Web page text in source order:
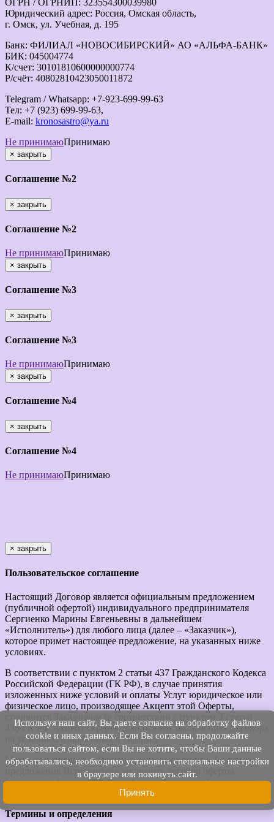
Используя наш cайт, Вы даете согласие на обработку файлов
cookie и иных данных. Если Вы согласны, продолжайте
пользоваться сайтом, если Вы не хотите, чтобы Ваши данные
обрабатывались, необходимо установить специальные настройки
в браузере или покинуть сайт.
Принять
ОГРН / ОГРНИП: 323554300039980
Юридический адрес: Россия, Омская область,
г. Омск, ул. Учебная, д. 195
Банк: ФИЛИАЛ «НОВОСИБИРСКИЙ» АО «АЛЬФА-БАНК»
БИК: 045004774
К/счет: 30101810600000000774
Р/счёт: 40802810423050011872
Telegram / Whatsapp: +7-923-699-99-63
Тел: +7 (923) 699-99-63,
E-mail: kronosastro@ya.ru
Не принимаюПринимаю
× закрыть
Соглашение №2
× закрыть
Соглашение №2
Не принимаюПринимаю
× закрыть
Соглашение №3
× закрыть
Соглашение №3
Не принимаюПринимаю
× закрыть
Соглашение №4
× закрыть
Соглашение №4
Не принимаюПринимаю
× закрыть
Пользовательское соглашение
Настоящий Договор является официальным предложением
(публичной офертой) индивидуального предпринимателя
Сергиенко Марины Евгеньевны в дальнейшем
«Исполнитель») для любого лица (далее – «Заказчик»),
которое примет настоящее предложение, на указанных ниже
условиях.
В соответствии с пунктом 2 статьи 437 Гражданского Кодекса
Российской Федерации (ГК РФ), в случае принятия
изложенных ниже условий и оплаты Услуг юридическое или
физическое лицо, производящее Акцепт этой Оферты,
438 ГК РФ Акцепт Оферты равносилен заключению Договора
на условиях, изложенных в Оферте).
Моментом полного и безоговорочного принятия Заказчиком
предложения Исполнителя заключить договор оферты
(акцептом оферты) считается факт предоплаты Заказчиком
Термины и определения